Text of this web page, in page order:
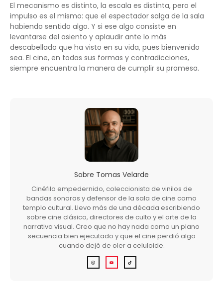
El mecanismo es distinto, la escala es distinta, pero el
impulso es el mismo: que el espectador salga de la sala
habiendo sentido algo. Y si ese algo consiste en
levantarse del asiento y aplaudir ante lo más
descabellado que ha visto en su vida, pues bienvenido
sea. El cine, en todas sus formas y contradicciones,
siempre encuentra la manera de cumplir su promesa.
Sobre Tomas Velarde
Cinéfilo empedernido, coleccionista de vinilos de
bandas sonoras y defensor de la sala de cine como
templo cultural. Llevo más de una década escribiendo
sobre cine clásico, directores de culto y el arte de la
narrativa visual. Creo que no hay nada como un plano
secuencia bien ejecutado y que el cine perdió algo
cuando dejó de oler a celuloide.